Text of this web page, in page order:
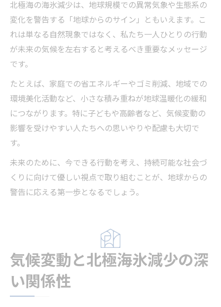
北極海の海氷減少は、地球規模での異常気象や生態系の
変化を警告する「地球からのサイン」ともいえます。こ
れは単なる自然現象ではなく、私たち一人ひとりの行動
が未来の気候を左右すると考えるべき重要なメッセージ
です。
たとえば、家庭での省エネルギーやゴミ削減、地域での
環境美化活動など、小さな積み重ねが地球温暖化の緩和
につながります。特に子どもや高齢者など、気候変動の
影響を受けやすい人たちへの思いやりや配慮も大切で
す。
未来のために、今できる行動を考え、持続可能な社会づ
くりに向けて優しい視点で取り組むことが、地球からの
警告に応える第一歩となるでしょう。
気候変動と北極海氷減少の深
い関係性